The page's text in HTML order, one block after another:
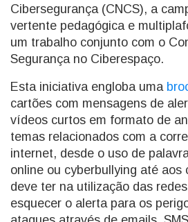
Cibersegurança (CNCS), a
vertente pedagógica e
um trabalho conjunto com o
Segurança no Ciberespaço.
Esta iniciativa engloba uma
cartões com mensagens de
vídeos curtos em formato de
temas relacionados com a
internet, desde o uso de
online ou cyberbullying até aos
deve ter na utilização das
esquecer o alerta para os